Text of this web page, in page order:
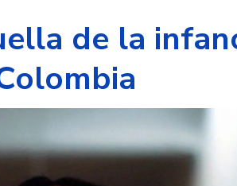
de la